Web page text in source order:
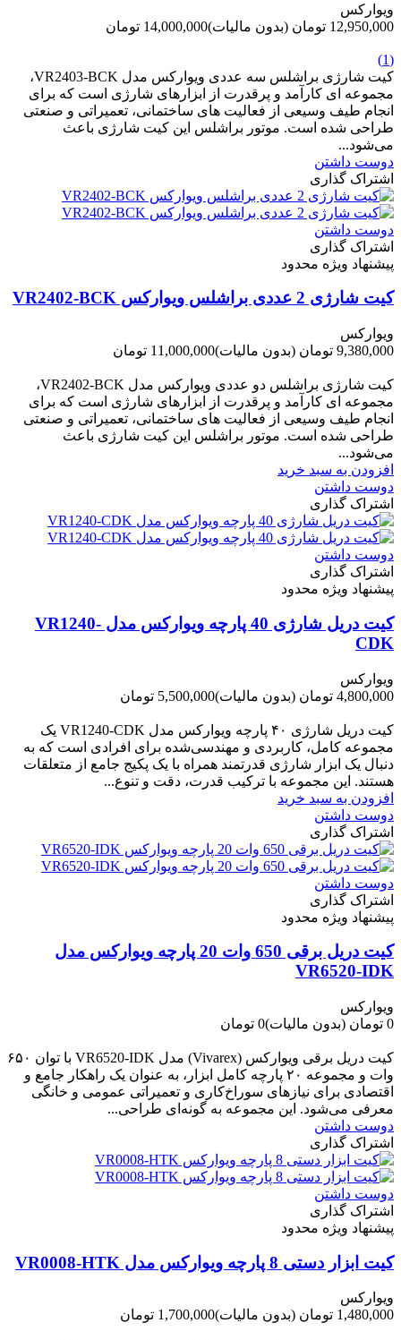
ویوارکس
12,950,000 تومان
(بدون مالیات)14,000,000 تومان
(1)
کیت شارژی براشلس سه عددی ویوارکس مدل VR2403-BCK،
مجموعه ای کارآمد و پرقدرت از ابزارهای شارژی است که برای
انجام طیف وسیعی از فعالیت های ساختمانی، تعمیراتی و صنعتی
طراحی شده است. موتور براشلس این کیت شارژی باعث
می‌شود...
دوست داشتن
اشتراک گذاری
دوست داشتن
اشتراک گذاری
پیشنهاد ویژه محدود
کیت شارژی 2 عددی براشلس ویوارکس VR2402-BCK
ویوارکس
9,380,000 تومان
(بدون مالیات)11,000,000 تومان
کیت شارژی براشلس دو عددی ویوارکس مدل VR2402-BCK،
مجموعه ای کارآمد و پرقدرت از ابزارهای شارژی است که برای
انجام طیف وسیعی از فعالیت های ساختمانی، تعمیراتی و صنعتی
طراحی شده است. موتور براشلس این کیت شارژی باعث
می‌شود...
افزودن به سبد خرید
دوست داشتن
اشتراک گذاری
دوست داشتن
اشتراک گذاری
پیشنهاد ویژه محدود
کیت دریل شارژی 40 پارچه ویوارکس مدل VR1240-
CDK
ویوارکس
4,800,000 تومان
(بدون مالیات)5,500,000 تومان
کیت دریل شارژی ۴۰ پارچه ویوارکس مدل VR1240‑CDK یک
مجموعه کامل، کاربردی و مهندسی‌شده برای افرادی است که به
دنبال یک ابزار شارژی قدرتمند همراه با یک پکیج جامع از متعلقات
هستند. این مجموعه با ترکیب قدرت، دقت و تنوع...
افزودن به سبد خرید
دوست داشتن
اشتراک گذاری
دوست داشتن
اشتراک گذاری
پیشنهاد ویژه محدود
کیت دریل برقی 650 وات 20 پارچه ویوارکس مدل
VR6520-IDK
ویوارکس
0 تومان
(بدون مالیات)0 تومان
کیت دریل برقی ویوارکس (Vivarex) مدل VR6520-IDK با توان ۶۵۰
وات و مجموعه ۲۰ پارچه کامل ابزار، به عنوان یک راهکار جامع و
اقتصادی برای نیازهای سوراخ‌کاری و تعمیراتی عمومی و خانگی
معرفی می‌شود. این مجموعه به گونه‌ای طراحی...
دوست داشتن
اشتراک گذاری
دوست داشتن
اشتراک گذاری
پیشنهاد ویژه محدود
کیت ابزار دستی 8 پارچه ویوارکس مدل VR0008-HTK
ویوارکس
1,480,000 تومان
(بدون مالیات)1,700,000 تومان